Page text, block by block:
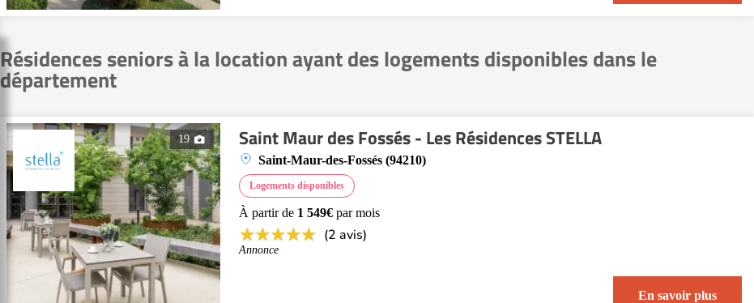
Résidences seniors à la location ayant des logements disponibles dans le
département
19 Saint Maur des Fossés - Les Résidences STELLA
Saint-Maur-des-Fossés (94210)
Logements disponibles
À partir de 1 549€ par mois
(2 avis)
Annonce
En savoir plus